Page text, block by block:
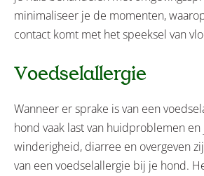
minimaliseer je de momenten,
contact komt met het speeksel van
Voedselallergie
Wanneer er sprake is van een
hond vaak last van huidproblemen en
winderigheid, diarree en overgeven
van een voedselallergie bij je hond.